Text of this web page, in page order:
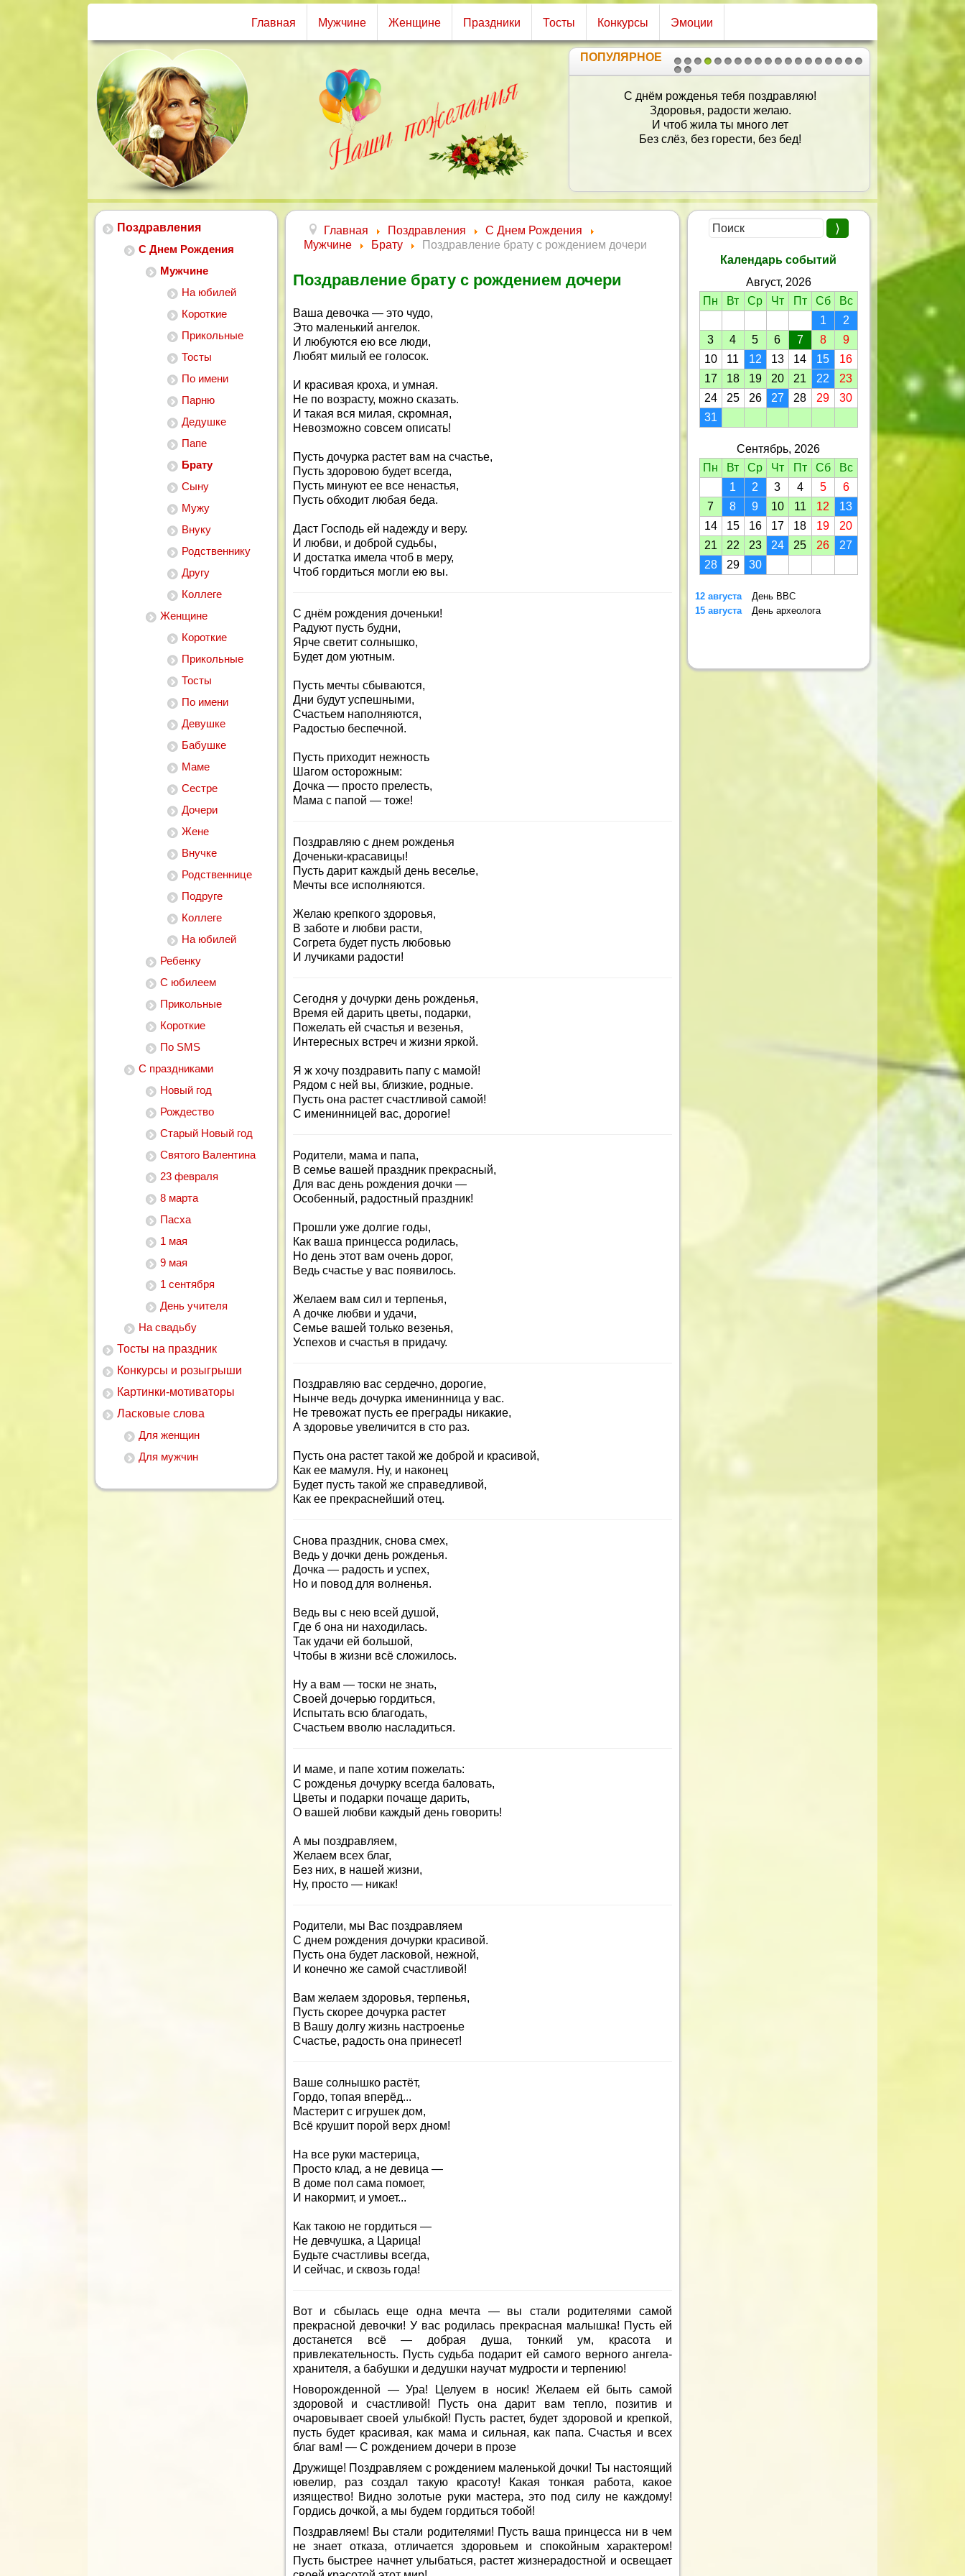
Главная Мужчине Женщине Праздники Тосты Конкурсы Эмоции
1 2
2021
ПОПУЛЯРНОЕ
С днём рожденья тебя поздравляю!
Здоровья, радости желаю.
И чтоб жила ты много лет
Без слёз, без горести, без бед!
Поздравления
С Днем Рождения
Мужчине
На юбилей
Короткие
Прикольные
Тосты
По имени
Парню
Дедушке
Папе
Брату
Сыну
Мужу
Внуку
Родственнику
Другу
Коллеге
Женщине
Короткие
Прикольные
Тосты
По имени
Девушке
Бабушке
Маме
Сестре
Дочери
Жене
Внучке
Родственнице
Подруге
Коллеге
На юбилей
Ребенку
С юбилеем
Прикольные
Короткие
По SMS
С праздниками
Новый год
Рождество
Старый Новый год
Святого Валентина
23 февраля
8 марта
Пасха
1 мая
9 мая
1 сентября
День учителя
На свадьбу
Тосты на праздник
Конкурсы и розыгрыши
Картинки-мотиваторы
Ласковые слова
Для женщин
Для мужчин
Главная Поздравления
С Днем Рождения
Мужчине
Брату Поздравление брату с рождением дочери
Поздравление брату с рождением дочери
Ваша девочка — это чудо,
Это маленький ангелок.
И любуются ею все люди,
Любят милый ее голосок.
И красивая кроха, и умная.
Не по возрасту, можно сказать.
И такая вся милая, скромная,
Невозможно совсем описать!
Пусть дочурка растет вам на счастье,
Пусть здоровою будет всегда,
Пусть минуют ее все ненастья,
Пусть обходит любая беда.
Даст Господь ей надежду и веру.
И любви, и доброй судьбы,
И достатка имела чтоб в меру,
Чтоб гордиться могли ею вы.
С днём рождения доченьки!
Радуют пусть будни,
Ярче светит солнышко,
Будет дом уютным.
Пусть мечты сбываются,
Дни будут успешными,
Счастьем наполняются,
Радостью беспечной.
Пусть приходит нежность
Шагом осторожным:
Дочка — просто прелесть,
Мама с папой — тоже!
Поздравляю с днем рожденья
Доченьки-красавицы!
Пусть дарит каждый день веселье,
Мечты все исполняются.
Желаю крепкого здоровья,
В заботе и любви расти,
Согрета будет пусть любовью
И лучиками радости!
Сегодня у дочурки день рожденья,
Время ей дарить цветы, подарки,
Пожелать ей счастья и везенья,
Интересных встреч и жизни яркой.
Я ж хочу поздравить папу с мамой!
Рядом с ней вы, близкие, родные.
Пусть она растет счастливой самой!
С именинницей вас, дорогие!
Родители, мама и папа,
В семье вашей праздник прекрасный,
Для вас день рождения дочки —
Особенный, радостный праздник!
Прошли уже долгие годы,
Как ваша принцесса родилась,
Но день этот вам очень дорог,
Ведь счастье у вас появилось.
Желаем вам сил и терпенья,
А дочке любви и удачи,
Семье вашей только везенья,
Успехов и счастья в придачу.
Поздравляю вас сердечно, дорогие,
Нынче ведь дочурка именинница у вас.
Не тревожат пусть ее преграды никакие,
А здоровье увеличится в сто раз.
Пусть она растет такой же доброй и красивой,
Как ее мамуля. Ну, и наконец
Будет пусть такой же справедливой,
Как ее прекраснейший отец.
Снова праздник, снова смех,
Ведь у дочки день рожденья.
Дочка — радость и успех,
Но и повод для волненья.
Ведь вы с нею всей душой,
Где б она ни находилась.
Так удачи ей большой,
Чтобы в жизни всё сложилось.
Ну а вам — тоски не знать,
Своей дочерью гордиться,
Испытать всю благодать,
Счастьем вволю насладиться.
И маме, и папе хотим пожелать:
С рожденья дочурку всегда баловать,
Цветы и подарки почаще дарить,
О вашей любви каждый день говорить!
А мы поздравляем,
Желаем всех благ,
Без них, в нашей жизни,
Ну, просто — никак!
Родители, мы Вас поздравляем
С днем рождения дочурки красивой.
Пусть она будет ласковой, нежной,
И конечно же самой счастливой!
Вам желаем здоровья, терпенья,
Пусть скорее дочурка растет
В Вашу долгу жизнь настроенье
Счастье, радость она принесет!
Ваше солнышко растёт,
Гордо, топая вперёд...
Мастерит с игрушек дом,
Всё крушит порой верх дном!
На все руки мастерица,
Просто клад, а не девица —
В доме пол сама помоет,
И накормит, и умоет...
Как такою не гордиться —
Не девчушка, а Царица!
Будьте счастливы всегда,
И сейчас, и сквозь года!
Вот и сбылась еще одна мечта — вы стали родителями самой
прекрасной девочки! У вас родилась прекрасная малышка! Пусть ей
достанется всё — добрая душа, тонкий ум, красота и
привлекательность. Пусть судьба подарит ей самого верного ангела-
хранителя, а бабушки и дедушки научат мудрости и терпению!
Новорожденной — Ура! Целуем в носик! Желаем ей быть самой
здоровой и счастливой! Пусть она дарит вам тепло, позитив и
очаровывает своей улыбкой! Пусть растет, будет здоровой и крепкой,
пусть будет красивая, как мама и сильная, как папа. Счастья и всех
благ вам! — С рождением дочери в прозе
Дружище! Поздравляем с рождением маленькой дочки! Ты настоящий
ювелир, раз создал такую красоту! Какая тонкая работа, какое
изящество! Видно золотые руки мастера, это под силу не каждому!
Гордись дочкой, а мы будем гордиться тобой!
Поздравляем! Вы стали родителями! Пусть ваша принцесса ни в чем
не знает отказа, отличается здоровьем и спокойным характером!
Пусть быстрее начнет улыбаться, растет жизнерадостной и освещает
Календарь событий
Август, 2026
Пн
Вт Ср Чт Пт Сб
Вс
1
2
3
4 5 6 7 8
9
10
11 12 13 14 15
16
17
18 19 20 21 22
23
24
25 26 27 28 29
30
31
Сентябрь, 2026
Пн
Вт Ср Чт Пт Сб
Вс
1
2 3 4 5
6
7
8 9 10 11 12
13
14
15 16 17 18 19
20
21
22 23 24 25 26
27
28
29 30
12 августа
День ВВС
15 августа
День археолога